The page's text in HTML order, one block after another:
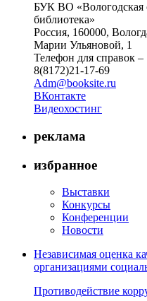
БУК ВО «Вологодская
библиотека»
Россия, 160000,
Марии Ульяновой, 1
Телефон для справок –
8(8172)21-17-69
Adm@booksite.ru
ВКонтакте
Видеохостинг
реклама
избранное
Выставки
Конкурсы
Конференции
Новости
Независимая оценка
организациями
Противодействие